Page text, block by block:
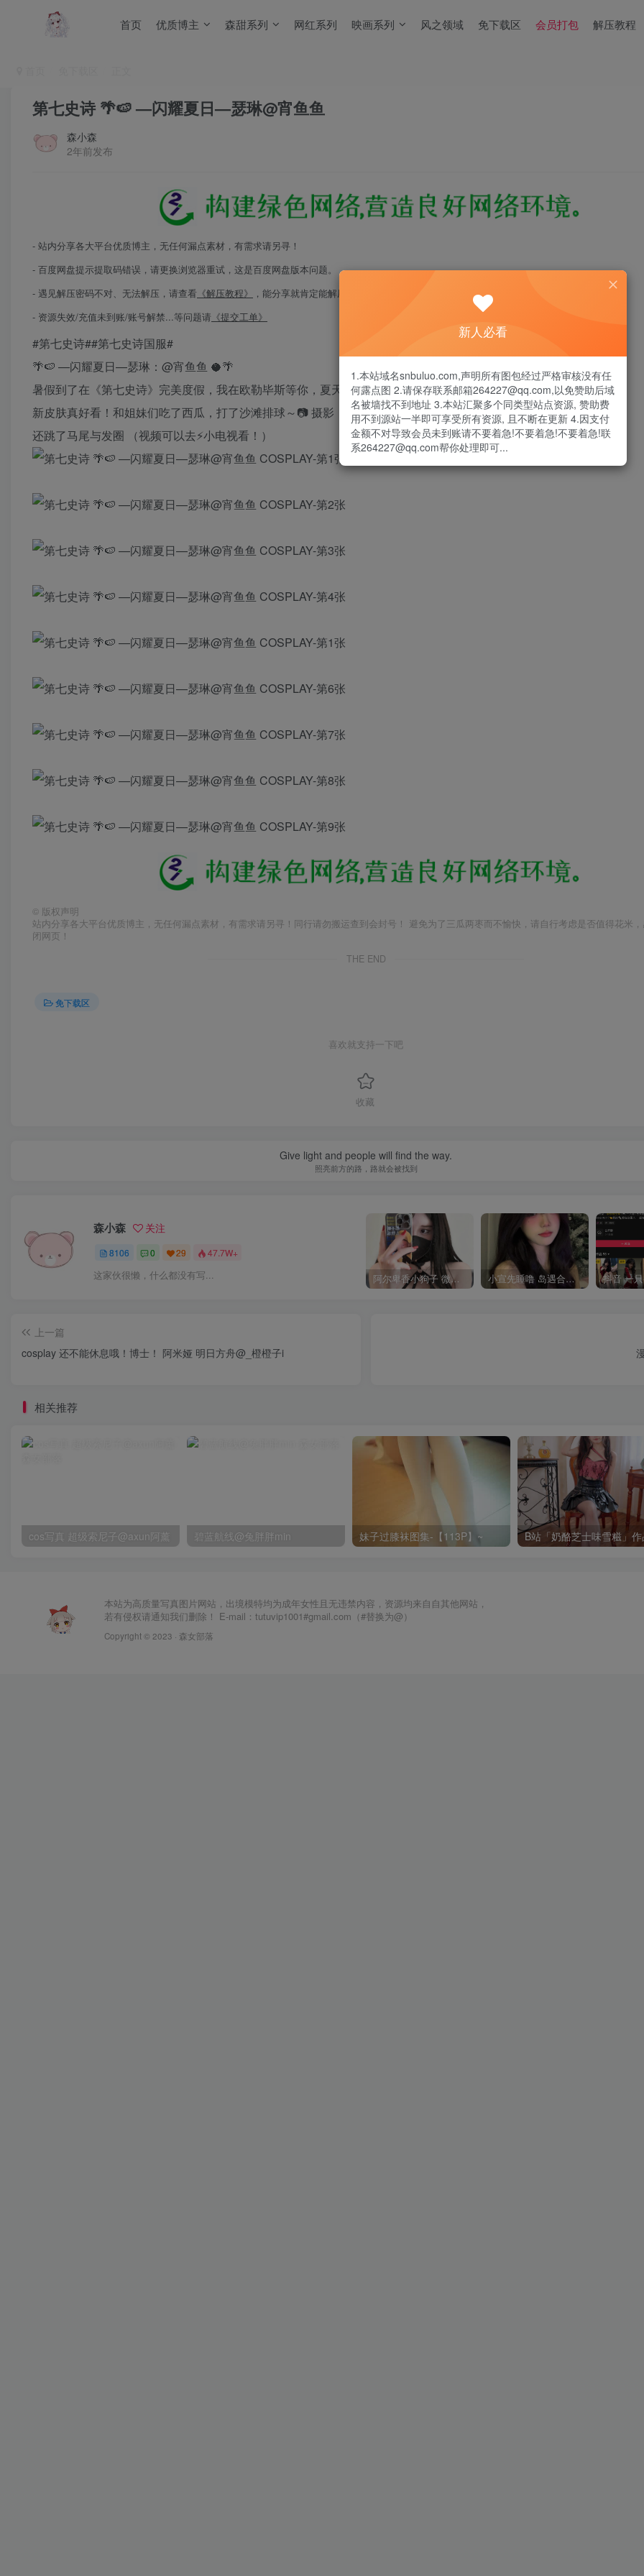
首页 优质博主 森甜系列 网红系列 映画系列 风之领域 免下载区 会员打包 解压教程
第七史诗 🌴🍉 —闪耀夏日—瑟琳@宵鱼鱼
森小森
2年前发布
- 站内分享各大平台优质博主，无任何漏点素材，有需求请另寻！
- 百度网盘提示提取码错误，请更换浏览器重试，这是百度网盘版本问题。
- 遇见解压密码不对、无法解压，请查看 《解压教程》
，能分享就肯定能解压！
- 资源失效/充值未到账/账号解禁...等问题请 《提交工单》
#第七史诗##第七史诗国服#
🌴🍉 —闪耀夏日—瑟琳：@宵鱼鱼 🥥🌴
暑假到了在《第七史诗》完美度假，我在欧勒毕斯等你，夏天就是要拍泳装呀～
新皮肤真好看！和姐妹们吃了西瓜，打了沙滩排球～📷 摄影：@会flying的fish
还跳了马尾与发圈 （视频可以去⚡️小电视看！）
© 版权声明
站内分享各大平台优质博主，无任何漏点素材，有需求请另寻！同行请勿搬运查到会封号！ 避免为了三瓜两枣而不愉快，请自行考虑是否值得花米
闭网页！
THE END
免下载区
喜欢就支持一下吧
收藏
Give light and people will find the way.
照亮前方的路，路就会被找到
森小森 关注
8106 0 29 47.7W+
这家伙很懒，什么都没有写... 阿尔卑香小狗子 微密圈合集[40套][持续更新2023.12.14] 小宣先睡噜 岛遇合集[持续更新2025.08.27]
上一篇
cosplay 还不能休息哦！博士！ 阿米娅 明日方舟@_橙橙子i
相关推荐
cos写真 超级索尼子@axun阿薰 碧蓝航线@兔胖胖min 妹子过膝袜图集-【113P】~
本站为高质量写真图片网站，出境模特均为成年女性且无违禁内容，资源均来自自其他网站，
若有侵权请通知我们删除！ E-mail：tutuvip1001#gmail.com（#替换为@）
Copyright © 2023 · 森女部落
新人必看
1.本站域名snbuluo.com,声明所有图包经过严格审核没有任
何露点图 2.请保存联系邮箱264227@qq.com,以免赞助后域
名被墙找不到地址 3.本站汇聚多个同类型站点资源, 赞助费
用不到源站一半即可享受所有资源, 且不断在更新 4.因支付
金额不对导致会员未到账请不要着急!不要着急!不要着急!联
系264227@qq.com帮你处理即可...